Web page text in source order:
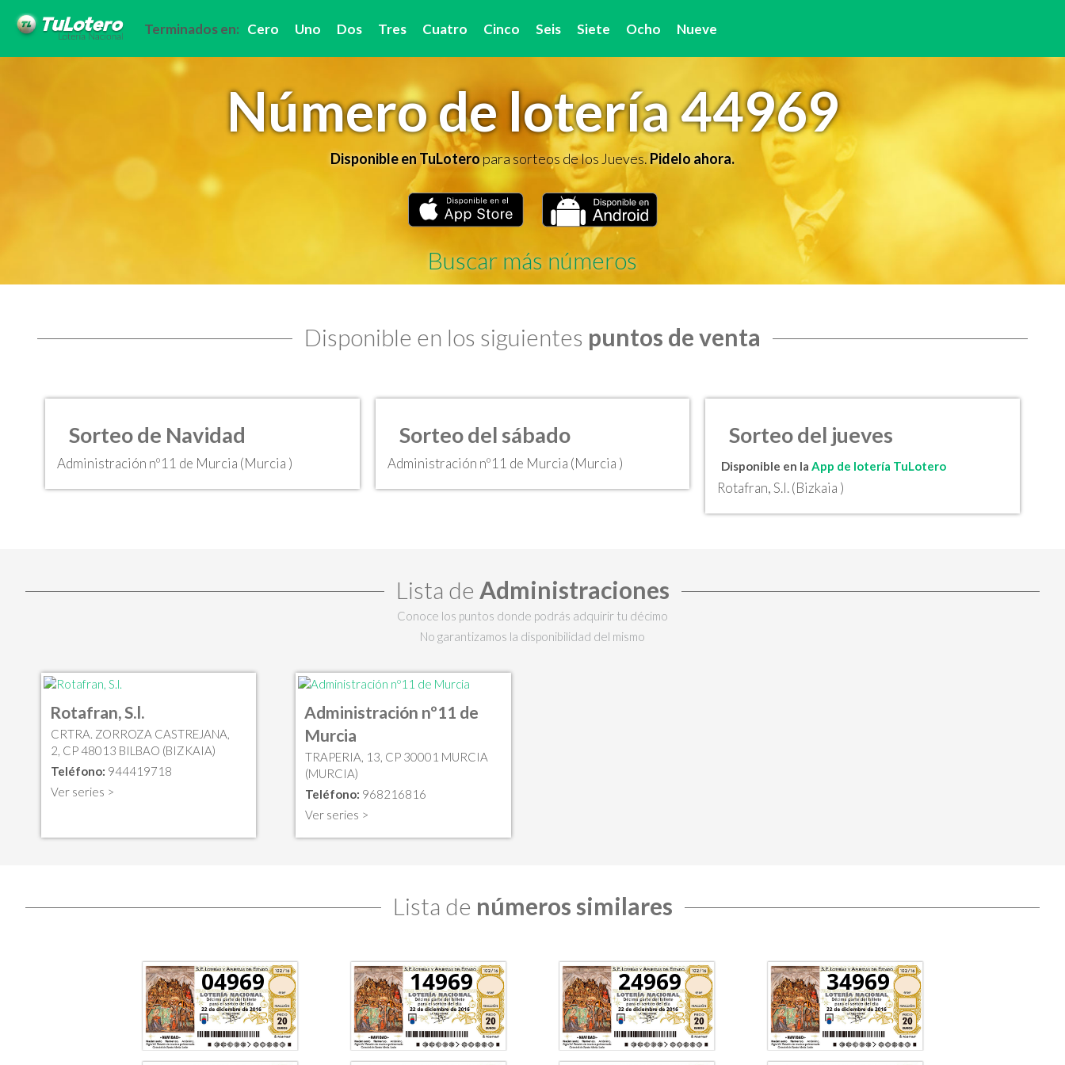
Terminados en: Cero Uno Dos Tres Cuatro Cinco Seis Siete Ocho Nueve
Número de lotería 44969
Disponible en TuLoteropara sorteos de los Jueves.Pidelo ahora.
Buscar más números
Disponible en los siguientes puntos de venta
Sorteo de Navidad
Administración nº11 de Murcia (Murcia )
Sorteo del sábado
Administración nº11 de Murcia (Murcia )
Sorteo del jueves
Disponible en laApp de lotería TuLotero
Rotafran, S.l. (Bizkaia )
Lista de Administraciones
Conoce los puntos donde podrás adquirir tu décimo
No garantizamos la disponibilidad del mismo
Rotafran, S.l.
CRTRA. ZORROZA CASTREJANA,
2, CP 48013 BILBAO (BIZKAIA)
Teléfono: 944419718
Ver series >
Administración nº11 de
Murcia
TRAPERIA, 13, CP 30001 MURCIA
(MURCIA)
Teléfono: 968216816
Ver series >
Lista de números similares
04969 14969 24969 34969